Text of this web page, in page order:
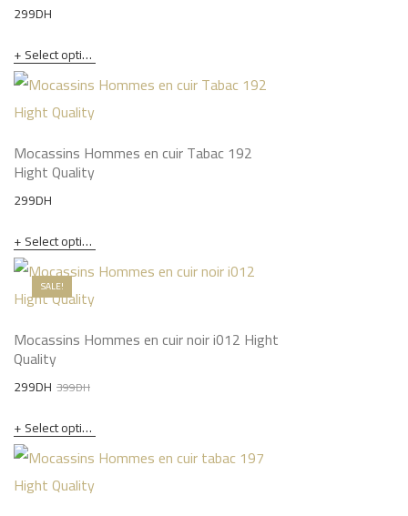
299DH
Select options
Mocassins Hommes en cuir Tabac 192
Hight Quality
299DH
Select options
SALE!
Mocassins Hommes en cuir noir i012 Hight
Quality
399DHOriginal
was:
399DH.
299DH
Current
is:
299DH.
Select options